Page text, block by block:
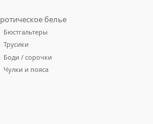
белье
Бюстгальтеры
Трусики
Боди / сорочки
Чулки и пояса